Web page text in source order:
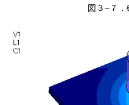
図３−７．磁束密度(